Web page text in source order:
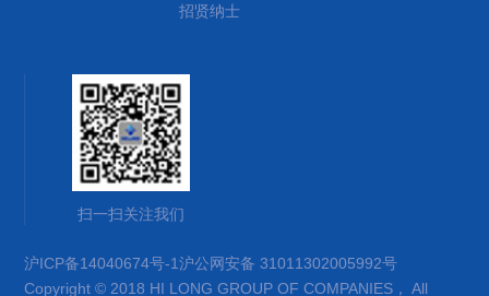
招贤纳士
扫一扫关注我们
沪ICP备14040674号-1沪公网安备 31011302005992号
Copyright © 2018 HI LONG GROUP OF COMPANIES， All